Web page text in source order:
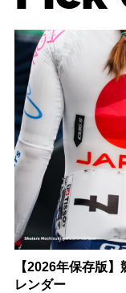
【2026年保存版
レンダー